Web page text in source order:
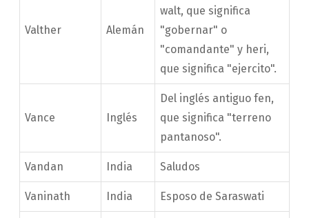
Valther Alemán
walt, que significa
"gobernar" o
"comandante" y heri,
que significa "ejercito".
Vance Inglés
Del inglés antiguo fen,
que significa "terreno
pantanoso".
Vandan India Saludos
Vaninath India Esposo de Saraswati